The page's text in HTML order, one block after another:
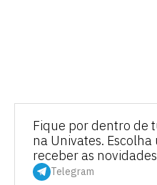
Fique por dentro de
na Univates.
receber as
Telegram